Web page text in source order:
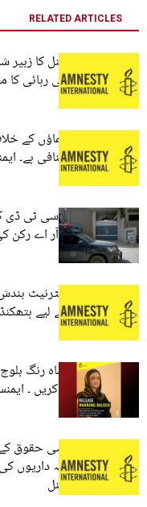
RELATED ARTICLES
ایمنسٹی انٹرنیشنل کا
اور احمد فرہاد کی رہائی کا
بی وائی سی رہنماؤں کے
کے تقاضوں کے منافی ہے۔
سندھ: رینجرز و سی ٹی ڈی
انتہائی اہم ایس آر اے رکن
بلوچستان میں انٹرنیٹ
حقائق چھپانے کے لیے
پاکستانی حکام ماہ رنگ
فوری طور پر رہا کریں ۔
پاکستان کو سیاسی حقوق
کے تحت اپنی ذمہ داریوں
ایمنسٹی انٹرنیشنل